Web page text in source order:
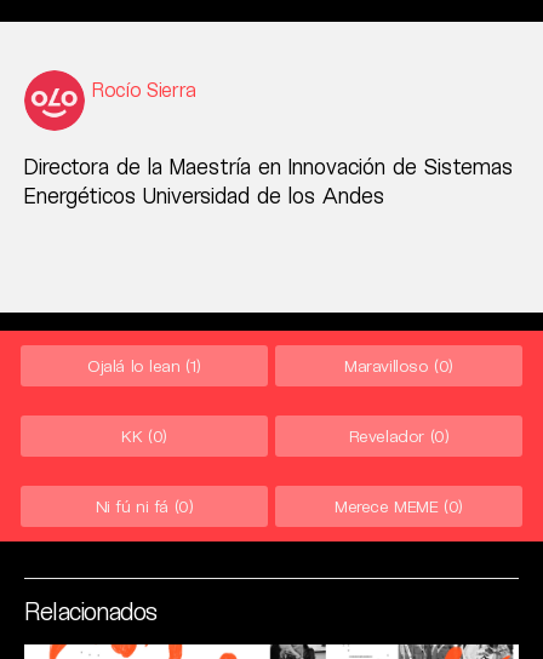
Rocío Sierra
Directora de la Maestría en Innovación de Sistemas
Energéticos Universidad de los Andes
Ojalá lo lean (1) Maravilloso (0)
KK (0) Revelador (0)
Ni fú ni fá (0) Merece MEME (0)
Relacionados